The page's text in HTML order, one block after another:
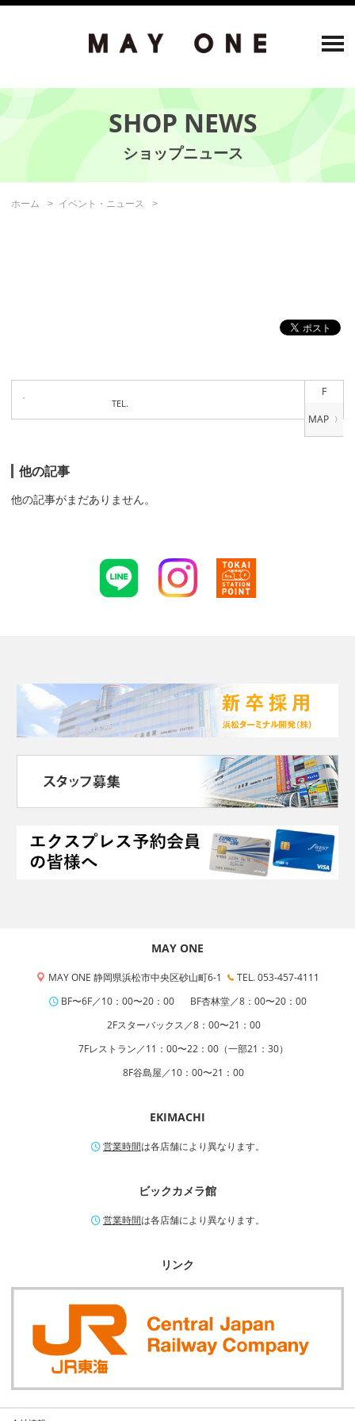
SHOP NEWS
ホーム イベント・ニュース
F
TEL.
他の記事
他の記事がまだありません。
MAY ONE
MAY ONE 静岡県浜松市中央区砂山町6-1
TEL. 053-457-4111
BF〜6F／10：00〜20：00
BF杏林堂／8：00〜20：00
2Fスターバックス／8：00〜21：00
7Fレストラン／11：00〜22：00（一部21：30）
8F谷島屋／10：00〜21：00
EKIMACHI
営業時間は各店舗により異なります。
ビックカメラ館
営業時間は各店舗により異なります。
リンク